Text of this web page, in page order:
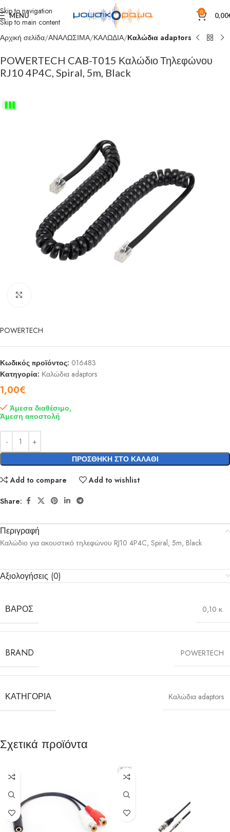
Skip to navigation
Skip to main content
MENU 0 0,00
Αρχική σελίδα ΑΝΑΛΩΣΙΜΑ ΚΑΛΩΔΙΑ Καλώδια adaptors
POWERTECH CAB-T015 Καλώδιο Τηλεφώνου
RJ10 4P4C, Spiral, 5m, Black
POWERTECH
Κωδικός προϊόντος: 016483
Κατηγορία: Καλώδια adaptors
1,00€
Άμεσα διαθέσιμο,
Άμεση αποστολή
ΠΡΟΣΘΉΚΗ ΣΤΟ ΚΑΛΆΘΙ
Add to compare Add to wishlist
Share:
Περιγραφή
Καλώδιο για ακουστικό τηλεφώνου RJ10 4P4C, Spiral, 5m, Black
Αξιολογήσεις (0)
ΒΆΡΟΣ 0,10 κ.
BRAND POWERTECH
ΚΑΤΗΓΟΡΊΑ Καλώδια adaptors
Σχετικά προϊόντα